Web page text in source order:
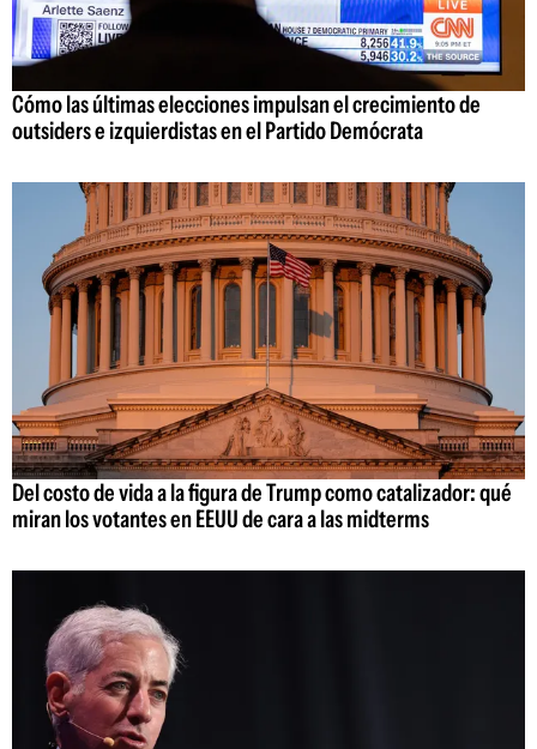
Cómo las últimas elecciones impulsan el crecimiento de
outsiders e izquierdistas en el Partido Demócrata
Del costo de vida a la figura de Trump como catalizador: qué
miran los votantes en EEUU de cara a las midterms